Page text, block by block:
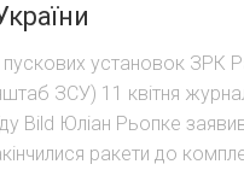
пускових установок ЗРК
ЗСУ) 11 квітня
Bild Юліан Рьопке
ракети до